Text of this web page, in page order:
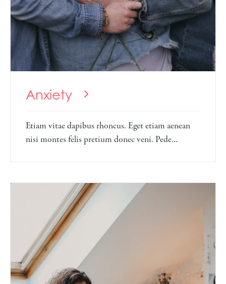
Anxiety
Etiam vitae dapibus rhoncus. Eget etiam aenean
nisi montes felis pretium donec veni. Pede…